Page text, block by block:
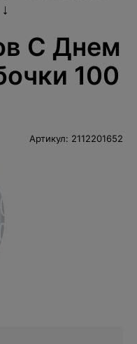
С Днем
100
Артикул: 2112201652